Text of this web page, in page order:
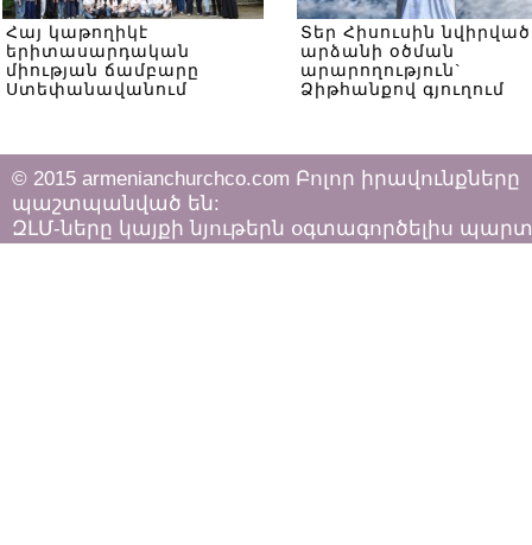
Հայ կաթողիկէ
երիտասարդական
միության ճամբարը
Ստեփանավանում
Տեր Հիսուսին նվիրված
արձանի օծման
արարողություն`
Ձիթհանքով գյուղում
© 2015 armenianchurchco.com Բոլոր իրավունքները
պաշտպանված են:
ԶԼՄ-ները կայքի նյութերն օգտագործելիս